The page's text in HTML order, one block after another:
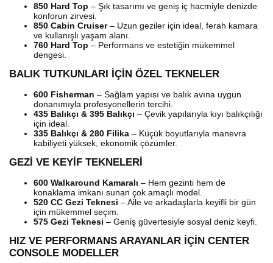
850 Hard Top – Şık tasarımı ve geniş iç hacmiyle denizde
konforun zirvesi.
850 Cabin Cruiser– Uzun geziler için ideal, ferah kamara
ve kullanışlı yaşam alanı.
760 Hard Top – Performans ve estetiğin mükemmel
dengesi.
BALIK TUTKUNLARI İÇİN ÖZEL TEKNELER
600 Fisherman – Sağlam yapısı ve balık avına uygun
donanımıyla profesyonellerin tercihi.
435 Balıkçı & 395 Balıkçı – Çevik yapılarıyla kıyı balıkçılığı
için ideal.
335 Balıkçı & 280 Filika – Küçük boyutlarıyla manevra
kabiliyeti yüksek, ekonomik çözümler.
GEZİ VE KEYİF TEKNELERİ
600 Walkaround Kamaralı – Hem gezinti hem de
konaklama imkanı sunan çok amaçlı model.
520 CC Gezi Teknesi – Aile ve arkadaşlarla keyifli bir gün
için mükemmel seçim.
575 Gezi Teknesi – Geniş güvertesiyle sosyal deniz keyfi.
HIZ VE PERFORMANS ARAYANLAR İÇİN CENTER
CONSOLE MODELLER